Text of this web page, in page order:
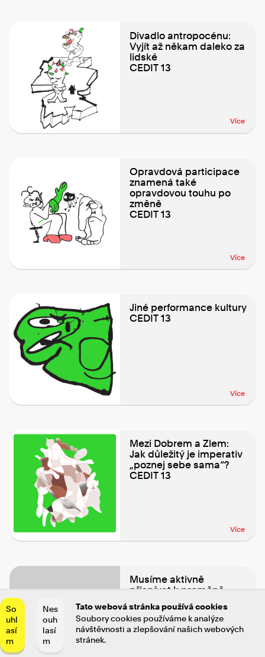
Divadlo antropocénu:
Vyjít až někam daleko za
lidské
CEDIT 13
Více
Opravdová participace
znamená také
opravdovou touhu po
změně
CEDIT 13
Více
Jiné performance kultury
CEDIT 13
Více
Mezi Dobrem a Zlem:
Jak důležitý je imperativ
„poznej sebe sama“?
CEDIT 13
Více
Musíme aktivně
přispívat k proměně
světa
CEDIT_online
So
uhl
así
m
Nes
ouh
lasí
m
Tato webová stránka používá cookies
Soubory cookies používáme k analýze
návštěvnosti a zlepšování našich webových
stránek.